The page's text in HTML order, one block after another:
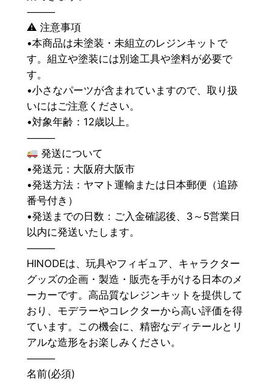
⸻
⚠ 注意事項
•本商品は未塗装・未組立のレジンキットで
す。組立や塗装には別途工具や塗料が必要で
す。
•小さなパーツが含まれていますので、取り扱
いにはご注意ください。
•対象年齢：12歳以上。
⸻
発送について
•発送元：大阪府大阪市
•発送方法：ヤマト運輸または日本郵便（追跡
番号付き）
•発送までの日数：ご入金確認後、3～5営業日
以内に発送いたします。
⸻
HINODEは、玩具やフィギュア、キャラクター
グッズの企画・製造・販売を手がける日本のメ
ーカーです。高品質なレジンキットを提供して
おり、モデラーやコレクターから高い評価を得
ています。この機会に、精密なディテールとリ
アルな造形をお楽しみください。
⸻
名前(必須)